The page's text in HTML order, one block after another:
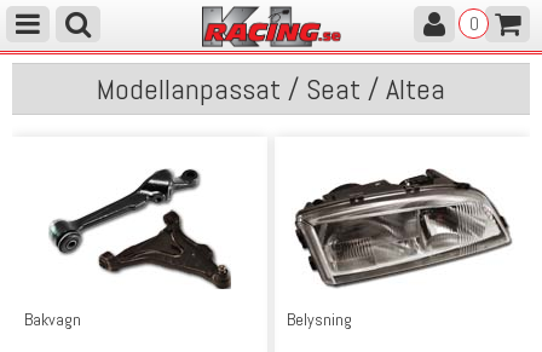
0
Modellanpassat / Seat / Altea
Bakvagn Belysning